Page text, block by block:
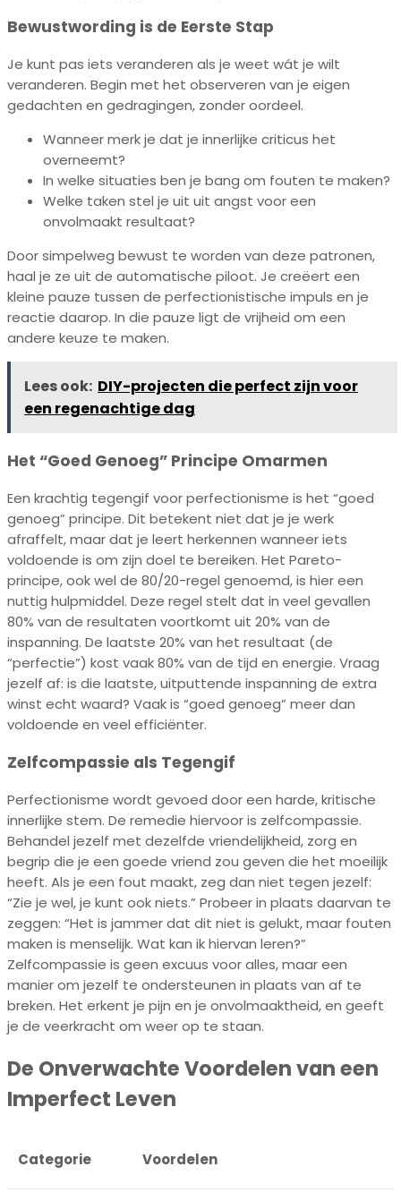
Bewustwording is de Eerste Stap
Je kunt pas iets veranderen als je weet wát je wilt
veranderen. Begin met het observeren van je eigen
gedachten en gedragingen, zonder oordeel.
Wanneer merk je dat je innerlijke criticus het
overneemt?
In welke situaties ben je bang om fouten te maken?
Welke taken stel je uit uit angst voor een
onvolmaakt resultaat?
Door simpelweg bewust te worden van deze patronen,
haal je ze uit de automatische piloot. Je creëert een
kleine pauze tussen de perfectionistische impuls en je
reactie daarop. In die pauze ligt de vrijheid om een
andere keuze te maken.
Lees ook: DIY-projecten die perfect zijn voor
een regenachtige dag
Het “Goed Genoeg” Principe Omarmen
Een krachtig tegengif voor perfectionisme is het “goed
genoeg” principe. Dit betekent niet dat je je werk
afraffelt, maar dat je leert herkennen wanneer iets
voldoende is om zijn doel te bereiken. Het Pareto-
principe, ook wel de 80/20-regel genoemd, is hier een
nuttig hulpmiddel. Deze regel stelt dat in veel gevallen
80% van de resultaten voortkomt uit 20% van de
inspanning. De laatste 20% van het resultaat (de
“perfectie”) kost vaak 80% van de tijd en energie. Vraag
jezelf af: is die laatste, uitputtende inspanning de extra
winst echt waard? Vaak is “goed genoeg” meer dan
voldoende en veel efficiënter.
Zelfcompassie als Tegengif
Perfectionisme wordt gevoed door een harde, kritische
innerlijke stem. De remedie hiervoor is zelfcompassie.
Behandel jezelf met dezelfde vriendelijkheid, zorg en
begrip die je een goede vriend zou geven die het moeilijk
heeft. Als je een fout maakt, zeg dan niet tegen jezelf:
“Zie je wel, je kunt ook niets.” Probeer in plaats daarvan te
zeggen: “Het is jammer dat dit niet is gelukt, maar fouten
maken is menselijk. Wat kan ik hiervan leren?”
Zelfcompassie is geen excuus voor alles, maar een
manier om jezelf te ondersteunen in plaats van af te
breken. Het erkent je pijn en je onvolmaaktheid, en geeft
je de veerkracht om weer op te staan.
De Onverwachte Voordelen van een
Imperfect Leven
Categorie Voordelen